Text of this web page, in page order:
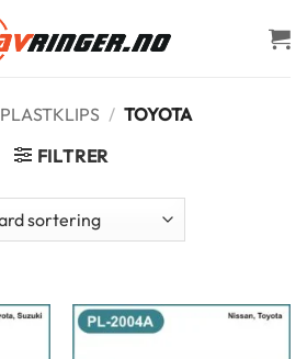
PLASTKLIPS / TOYOTA
FILTRER